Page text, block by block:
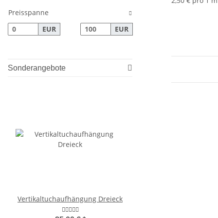
Preisspanne
EUR
EUR
Sonderangebote
Vertikaltuchaufhängung Dreieck